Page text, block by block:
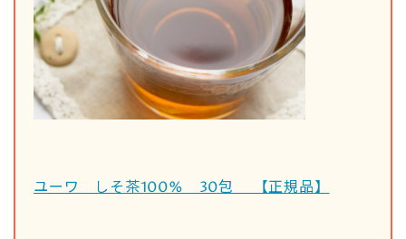
ユーワ しそ茶100% 30包 【正規品】